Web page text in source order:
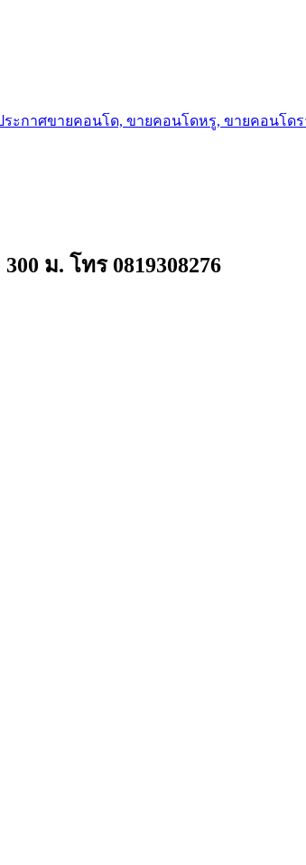
ะกาศขายคอนโด, ขายคอนโดหรู, ขายคอนโดร
ม. โทร 0819308276